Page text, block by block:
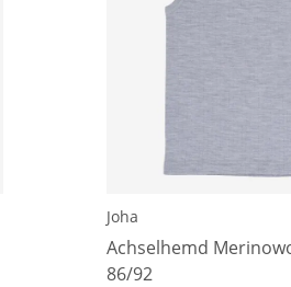
Joha
Achselhemd
86/92